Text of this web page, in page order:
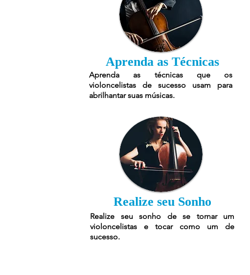
Aprenda as Técnicas
Aprenda as técnicas que os
violoncelistas de sucesso usam para
abrilhantar suas músicas.
Realize seu Sonho
Realize seu sonho de se tornar um
violoncelistas e tocar como um de
sucesso.